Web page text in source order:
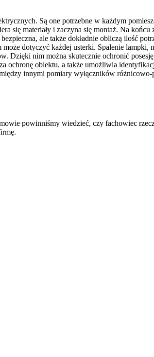
Są one potrzebne w każdym
się materiały i zaczyna się montaż. Na
ale także dokładnie obliczą ilość
dotyczyć każdej usterki. Spalenie lampki,
Dzięki nim można skutecznie ochronić
ochronę obiektu, a także umożliwia
innymi pomiary wyłączników
powinniśmy wiedzieć, czy fachowiec